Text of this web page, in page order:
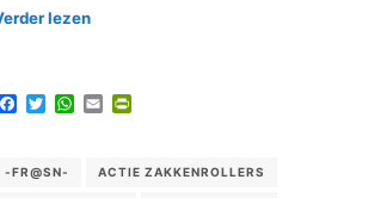
lezen
Facebook
TwitterWhatsApp
Email
-FR@SN- ACTIE ZAKKENROLLERS